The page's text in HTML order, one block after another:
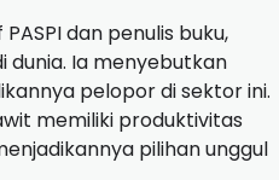
dan penulis buku,
dunia. Ia menyebutkan
pelopor di sektor ini.
memiliki produktivitas
pilihan unggul